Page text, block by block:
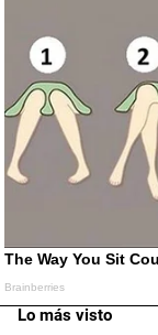
Lo más visto